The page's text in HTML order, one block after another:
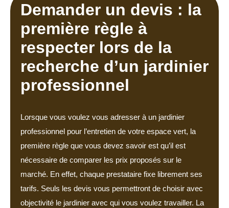
Demander un devis : la
première règle à
respecter lors de la
recherche d’un jardinier
professionnel
Lorsque vous voulez vous adresser à un jardinier
professionnel pour l’entretien de votre espace vert, la
première règle que vous devez savoir est qu’il est
nécessaire de comparer les prix proposés sur le
marché. En effet, chaque prestataire fixe librement ses
tarifs. Seuls les devis vous permettront de choisir avec
objectivité le jardinier avec qui vous voulez travailler. La